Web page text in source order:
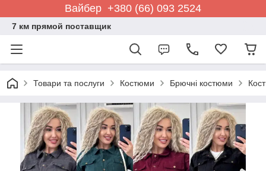
Вайбер +380 (66) 093 2524
7 км прямой поставщик
Товари та послуги Костюми Брючні костюми